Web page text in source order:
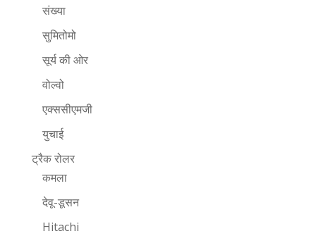
संख्या
सुमितोमो
सूर्य की ओर
वोल्वो
एक्ससीएमजी
युचाई
ट्रैक रोलर
कमला
देवू-डूसन
Hitachi